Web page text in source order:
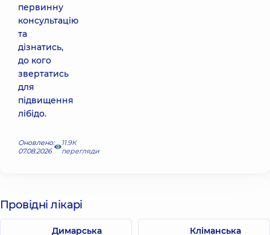
первинну
консультацію
та
дізнатись,
до кого
звертатись
для
підвищення
лібідо.
Оновлено:
07.08.2026
11.9К
перегляди
Провідні лікарі
Димарська Кліманська